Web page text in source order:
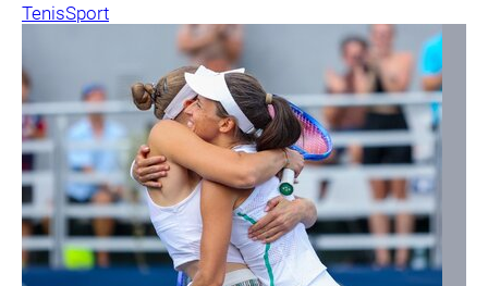
TenisSport